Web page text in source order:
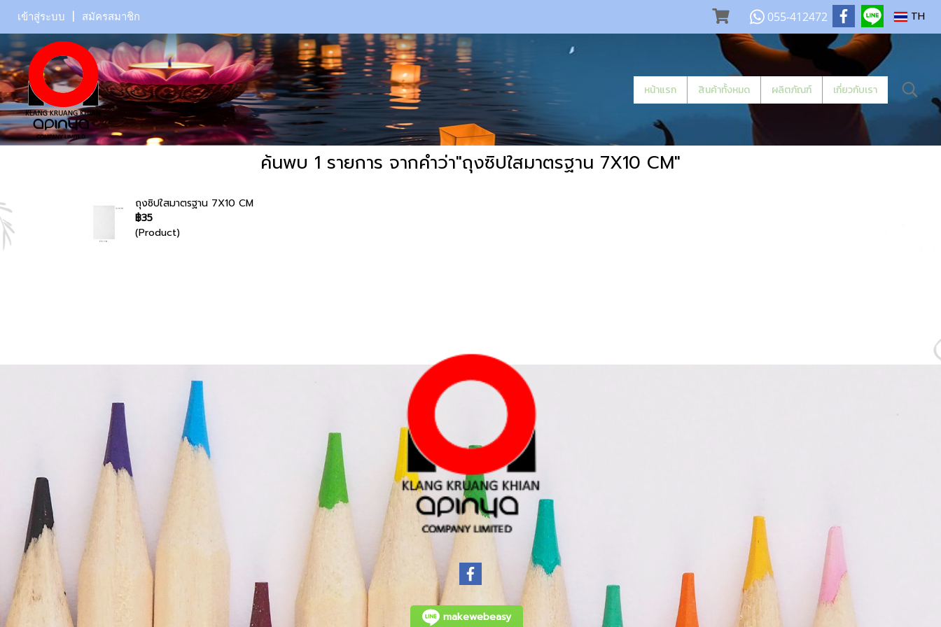
เข้าสู่ระบบ สมัครสมาชิก 055-412472 TH
หน้าแรก สินค้าทั้งหมด ผลิตภัณฑ์ เกี่ยวกับเรา
ค้นพบ 1 รายการ จากคำว่า"ถุงซิปใสมาตรฐาน 7X10 CM"
ถุงซิปใสมาตรฐาน 7X10 CM
฿35
(Product)
makewebeasy